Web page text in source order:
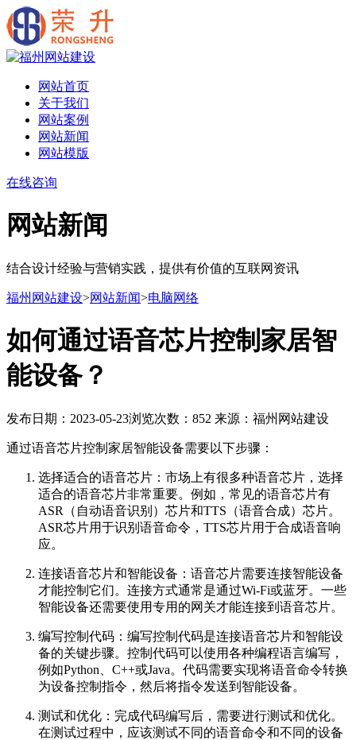
网站首页
关于我们
网站案例
网站新闻
网站模版
在线咨询
网站新闻
结合设计经验与营销实践，提供有价值的互联网资讯
福州网站建设>网站新闻>电脑网络
如何通过语音芯片控制家居智
能设备？
发布日期：2023-05-23浏览次数：852 来源：福州网站建设
通过语音芯片控制家居智能设备需要以下步骤：
选择适合的语音芯片：市场上有很多种语音芯片，选择
适合的语音芯片非常重要。例如，常见的语音芯片有
ASR（自动语音识别）芯片和TTS（语音合成）芯片。
ASR芯片用于识别语音命令，TTS芯片用于合成语音响
应。
连接语音芯片和智能设备：语音芯片需要连接智能设备
才能控制它们。连接方式通常是通过Wi-Fi或蓝牙。一些
智能设备还需要使用专用的网关才能连接到语音芯片。
编写控制代码：编写控制代码是连接语音芯片和智能设
备的关键步骤。控制代码可以使用各种编程语言编写，
例如Python、C++或Java。代码需要实现将语音命令转换
为设备控制指令，然后将指令发送到智能设备。
测试和优化：完成代码编写后，需要进行测试和优化。
在测试过程中，应该测试不同的语音命令和不同的设备